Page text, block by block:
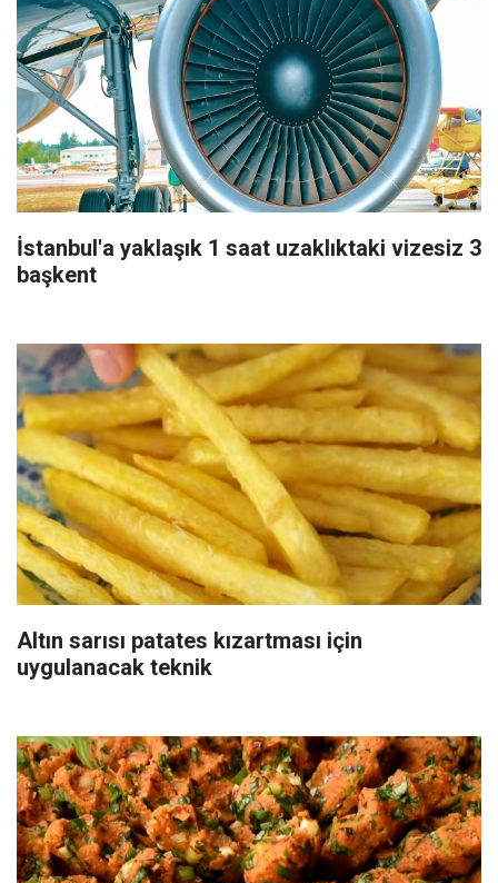
İstanbul'a yaklaşık 1 saat uzaklıktaki vizesiz 3
başkent
Altın sarısı patates kızartması için
uygulanacak teknik